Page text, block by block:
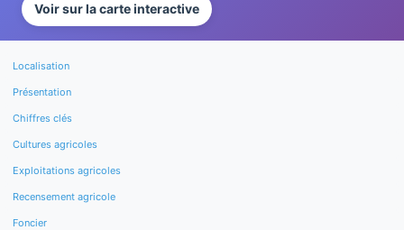
Voir sur la carte interactive
Localisation
Présentation
Chiffres clés
Cultures agricoles
Exploitations agricoles
Recensement agricole
Foncier